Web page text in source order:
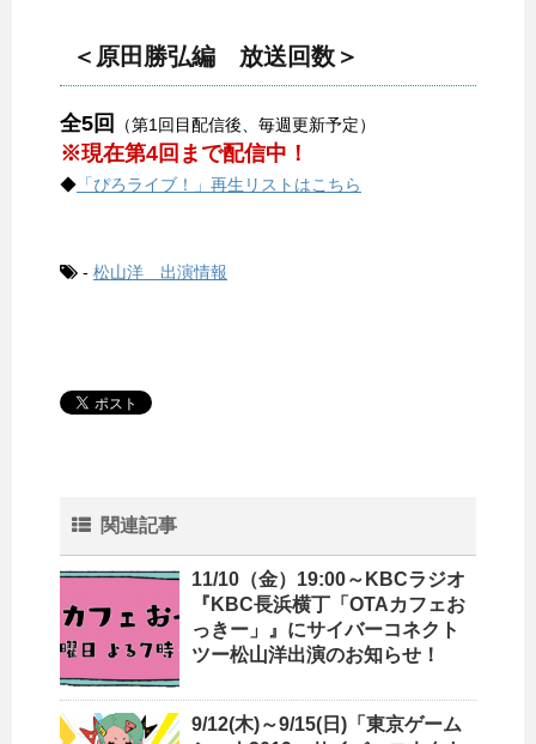
＜原田勝弘編 放送回数＞
全5回 （第1回目配信後、毎週更新予定）
※現在第4回まで配信中！
◆ 「ぴろライブ！」再生リストはこちら
- 松山洋 出演情報
関連記事
11/10（金）19:00～KBCラジオ
『KBC長浜横丁「OTAカフェお
っきー」』にサイバーコネクト
ツー松山洋出演のお知らせ！
9/12(木)～9/15(日)「東京ゲーム